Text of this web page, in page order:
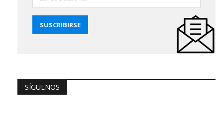
SÍGUENOS